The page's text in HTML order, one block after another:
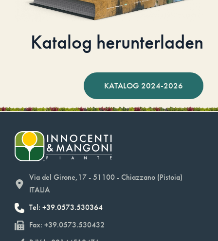
Katalog herunterladen
KATALOG 2024-2026
Via del Girone,17 - 51100 - Chiazzano (Pistoia)
ITALIA
Tel: +39.0573.530364
Fax: +39.0573.530432